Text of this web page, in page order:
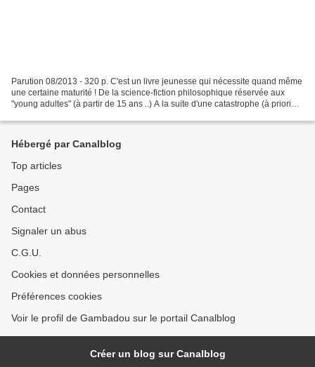
Parution 08/2013 - 320 p. C'est un livre jeunesse qui nécessite quand même
une certaine maturité ! De la science-fiction philosophique réservée aux
"young adultes" (à partir de 15 ans ..) A la suite d'une catastrophe (à priori
Hébergé par Canalblog
Top articles
Pages
Contact
Signaler un abus
C.G.U.
Cookies et données personnelles
Préférences cookies
Voir le profil de Gambadou sur le portail Canalblog
Créer un blog sur Canalblog